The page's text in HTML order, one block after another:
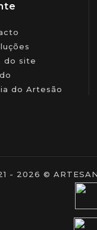
do site
do Artesão
- 2026 ©